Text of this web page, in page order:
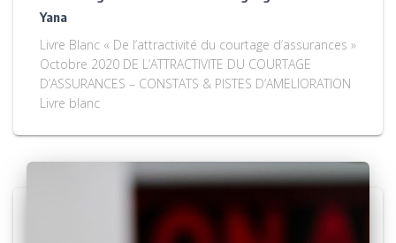
Yana
Livre Blanc « De l’attractivité du courtage d’assurances »
Octobre 2020 DE L’ATTRACTIVITE DU COURTAGE
D’ASSURANCES – CONSTATS & PISTES D’AMELIORATION
Livre blanc